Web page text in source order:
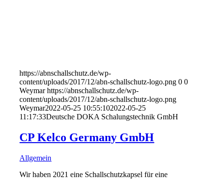
https://abnschallschutz.de/wp-
content/uploads/2017/12/abn-schallschutz-logo.png 0 0
Weymar https://abnschallschutz.de/wp-
content/uploads/2017/12/abn-schallschutz-logo.png
Weymar2022-05-25 10:55:102022-05-25
11:17:33Deutsche DOKA Schalungstechnik GmbH
CP Kelco Germany GmbH
Allgemein
Wir haben 2021 eine Schallschutzkapsel für eine